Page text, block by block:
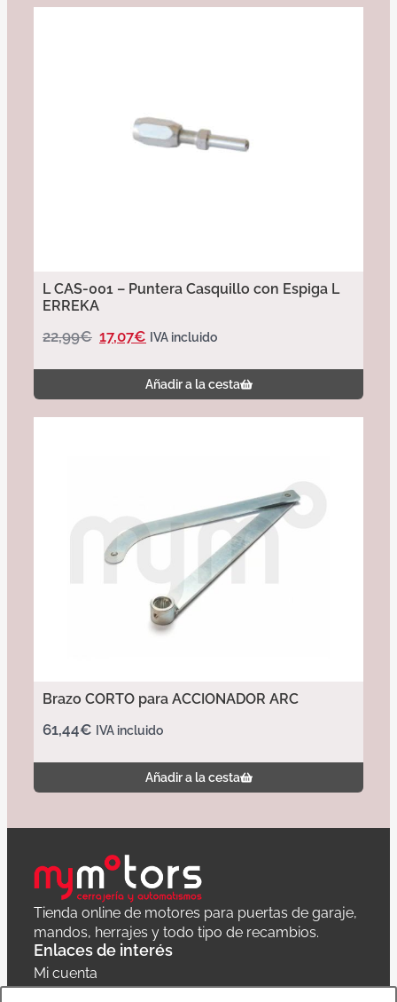
L CAS-001 – Puntera Casquillo con Espiga L
ERREKA
22,99€ 17,07€ IVA incluido
Añadir a la cesta
Brazo CORTO para ACCIONADOR ARC
61,44€ IVA incluido
Añadir a la cesta
Tienda online de motores para puertas de garaje,
mandos, herrajes y todo tipo de recambios.
Enlaces de interés
Mi cuenta